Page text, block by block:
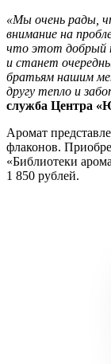
«Мы очень рады,
внимание на
что этот добрый
и станет
братьям нашим
другу тепло и
служба Центра
Аромат
флаконов.
«Библиотеки
1 850 рублей.